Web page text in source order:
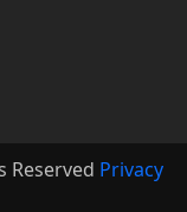
Reserved Privacy